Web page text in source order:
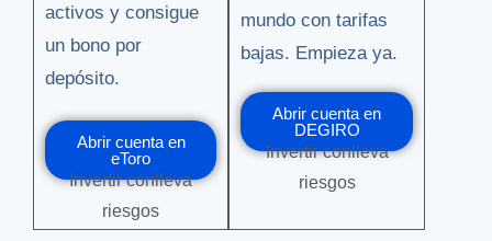
activos y consigue
un bono por
depósito.
Abrir cuenta en
eToro
Invertir conlleva
riesgos
mundo con tarifas
bajas. Empieza ya.
Abrir cuenta en
DEGIRO
Invertir conlleva
riesgos